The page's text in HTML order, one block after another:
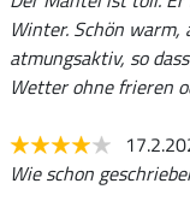
Winter. Schön warm,
atmungsaktiv, so
Wetter ohne frieren
Wie schon